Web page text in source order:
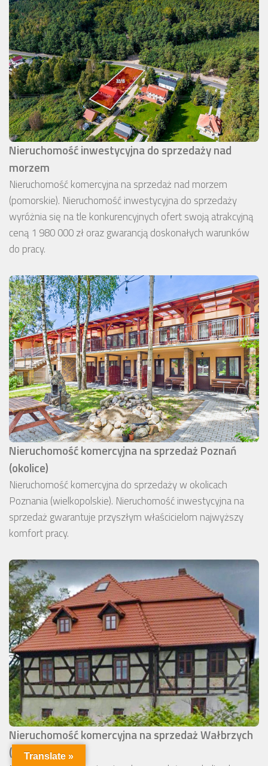
Nieruchomość inwestycyjna do sprzedaży nad
morzem
Nieruchomość komercyjna na sprzedaż nad morzem
(pomorskie). Nieruchomość inwestycyjna do sprzedaży
wyróżnia się na tle konkurencyjnych ofert swoją atrakcyjną
ceną 1 980 000 zł oraz gwarancją doskonałych warunków
do pracy.
Nieruchomość komercyjna na sprzedaż Poznań
(okolice)
Nieruchomość komercyjna do sprzedaży w okolicach
Poznania (wielkopolskie). Nieruchomość inwestycyjna na
sprzedaż gwarantuje przyszłym właścicielom najwyższy
komfort pracy.
Nieruchomość komercyjna na sprzedaż Wałbrzych
(okolice)
Translate »